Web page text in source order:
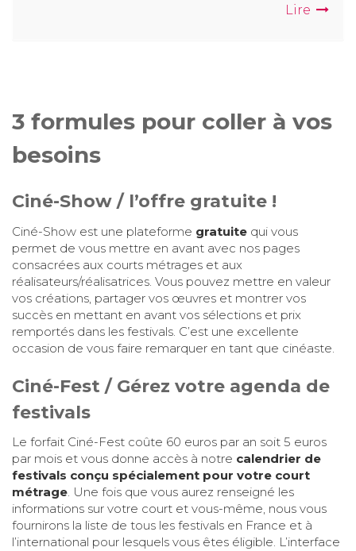
Lire
3 formules pour coller à vos
besoins
Ciné-Show / l’offre gratuite !
Ciné-Show est une plateforme gratuite qui vous
permet de vous mettre en avant avec nos pages
consacrées aux courts métrages et aux
réalisateurs/réalisatrices. Vous pouvez mettre en valeur
vos créations, partager vos œuvres et montrer vos
succès en mettant en avant vos sélections et prix
remportés dans les festivals. C’est une excellente
occasion de vous faire remarquer en tant que cinéaste.
Ciné-Fest / Gérez votre agenda de
festivals
Le forfait Ciné-Fest coûte 60 euros par an soit 5 euros
par mois et vous donne accès à notre calendrier de
festivals conçu spécialement pour votre court
métrage. Une fois que vous aurez renseigné les
informations sur votre court et vous-même, nous vous
fournirons la liste de tous les festivals en France et à
l’international pour lesquels vous êtes éligible. L’interface